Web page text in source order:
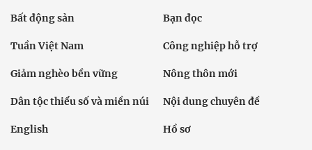
Bất động sản Bạn đọc
Tuần Việt Nam Công nghiệp hỗ trợ
Giảm nghèo bền vững Nông thôn mới
Dân tộc thiểu số và miền núi Nội dung chuyên đề
English Hồ sơ